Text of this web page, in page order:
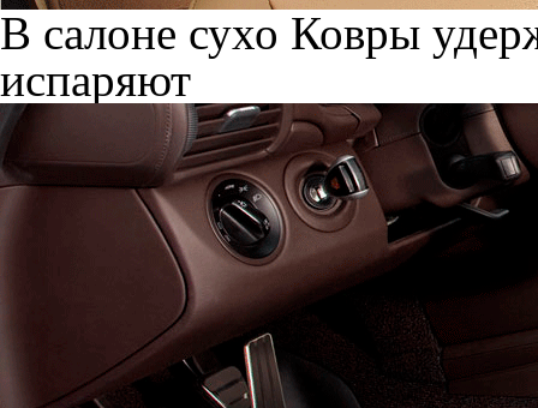
В салоне сухо Ковры
испаряют